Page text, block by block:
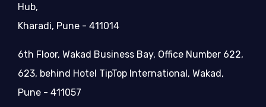
Hub,
Kharadi, Pune - 411014
6th Floor, Wakad Business Bay, Office Number 622,
623, behind Hotel TipTop International, Wakad,
Pune - 411057